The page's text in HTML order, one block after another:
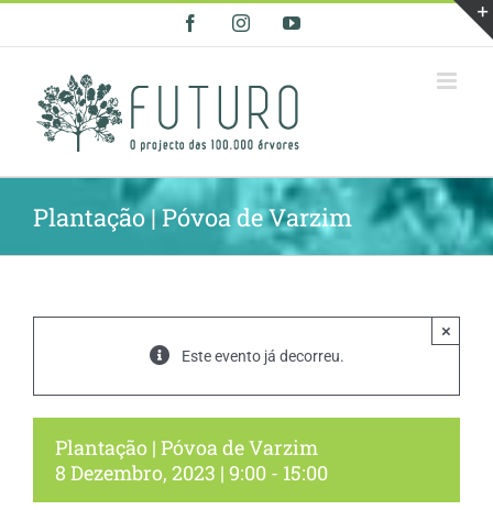
FacebookInstagramYouTube
Plantação | Póvoa de Varzim
Este evento já decorreu.
×
Plantação | Póvoa de Varzim
8 Dezembro, 2023 | 9:00 - 15:00